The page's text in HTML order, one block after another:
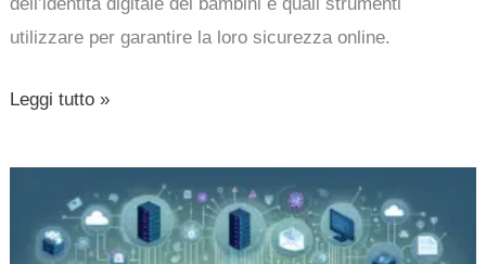
utilizzare per garantire la loro sicurezza online.
Leggi tutto »
Firewall